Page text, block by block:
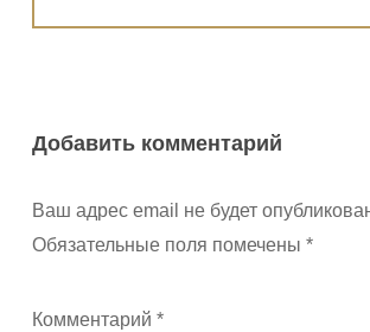
Добавить комментарий
Ваш адрес email не будет
Обязательные поля помечены *
Комментарий *